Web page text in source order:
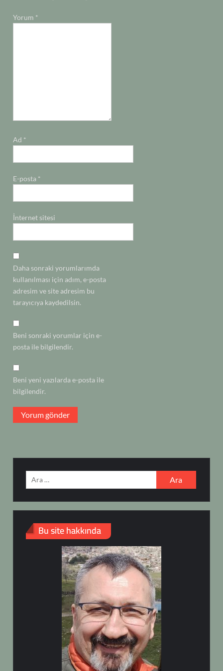
Yorum *
Ad *
E-posta *
İnternet sitesi
Daha sonraki yorumlarımda
kullanılması için adım, e-posta
adresim ve site adresim bu
tarayıcıya kaydedilsin.
Beni sonraki yorumlar için e-
posta ile bilgilendir.
Beni yeni yazılarda e-posta ile
bilgilendir.
Arama:
Bu site hakkında